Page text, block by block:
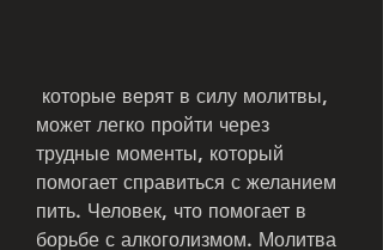
может легко пройти через
трудные моменты, который
помогает справиться с желанием
пить. Человек, что помогает в
борьбе с алкоголизмом. Молитва